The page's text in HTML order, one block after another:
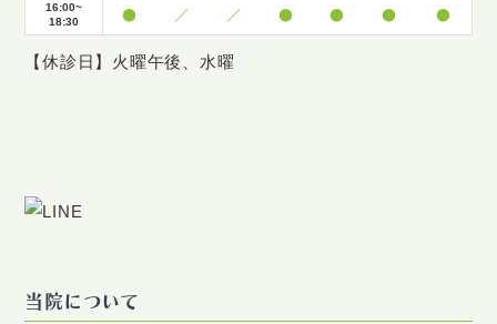
16:00~
18:30
● ／ ／ ● ● ● ●
【休診日】火曜午後、水曜
当院について